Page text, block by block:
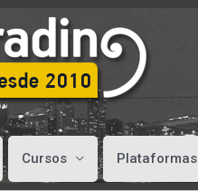
Cursos Plataformas